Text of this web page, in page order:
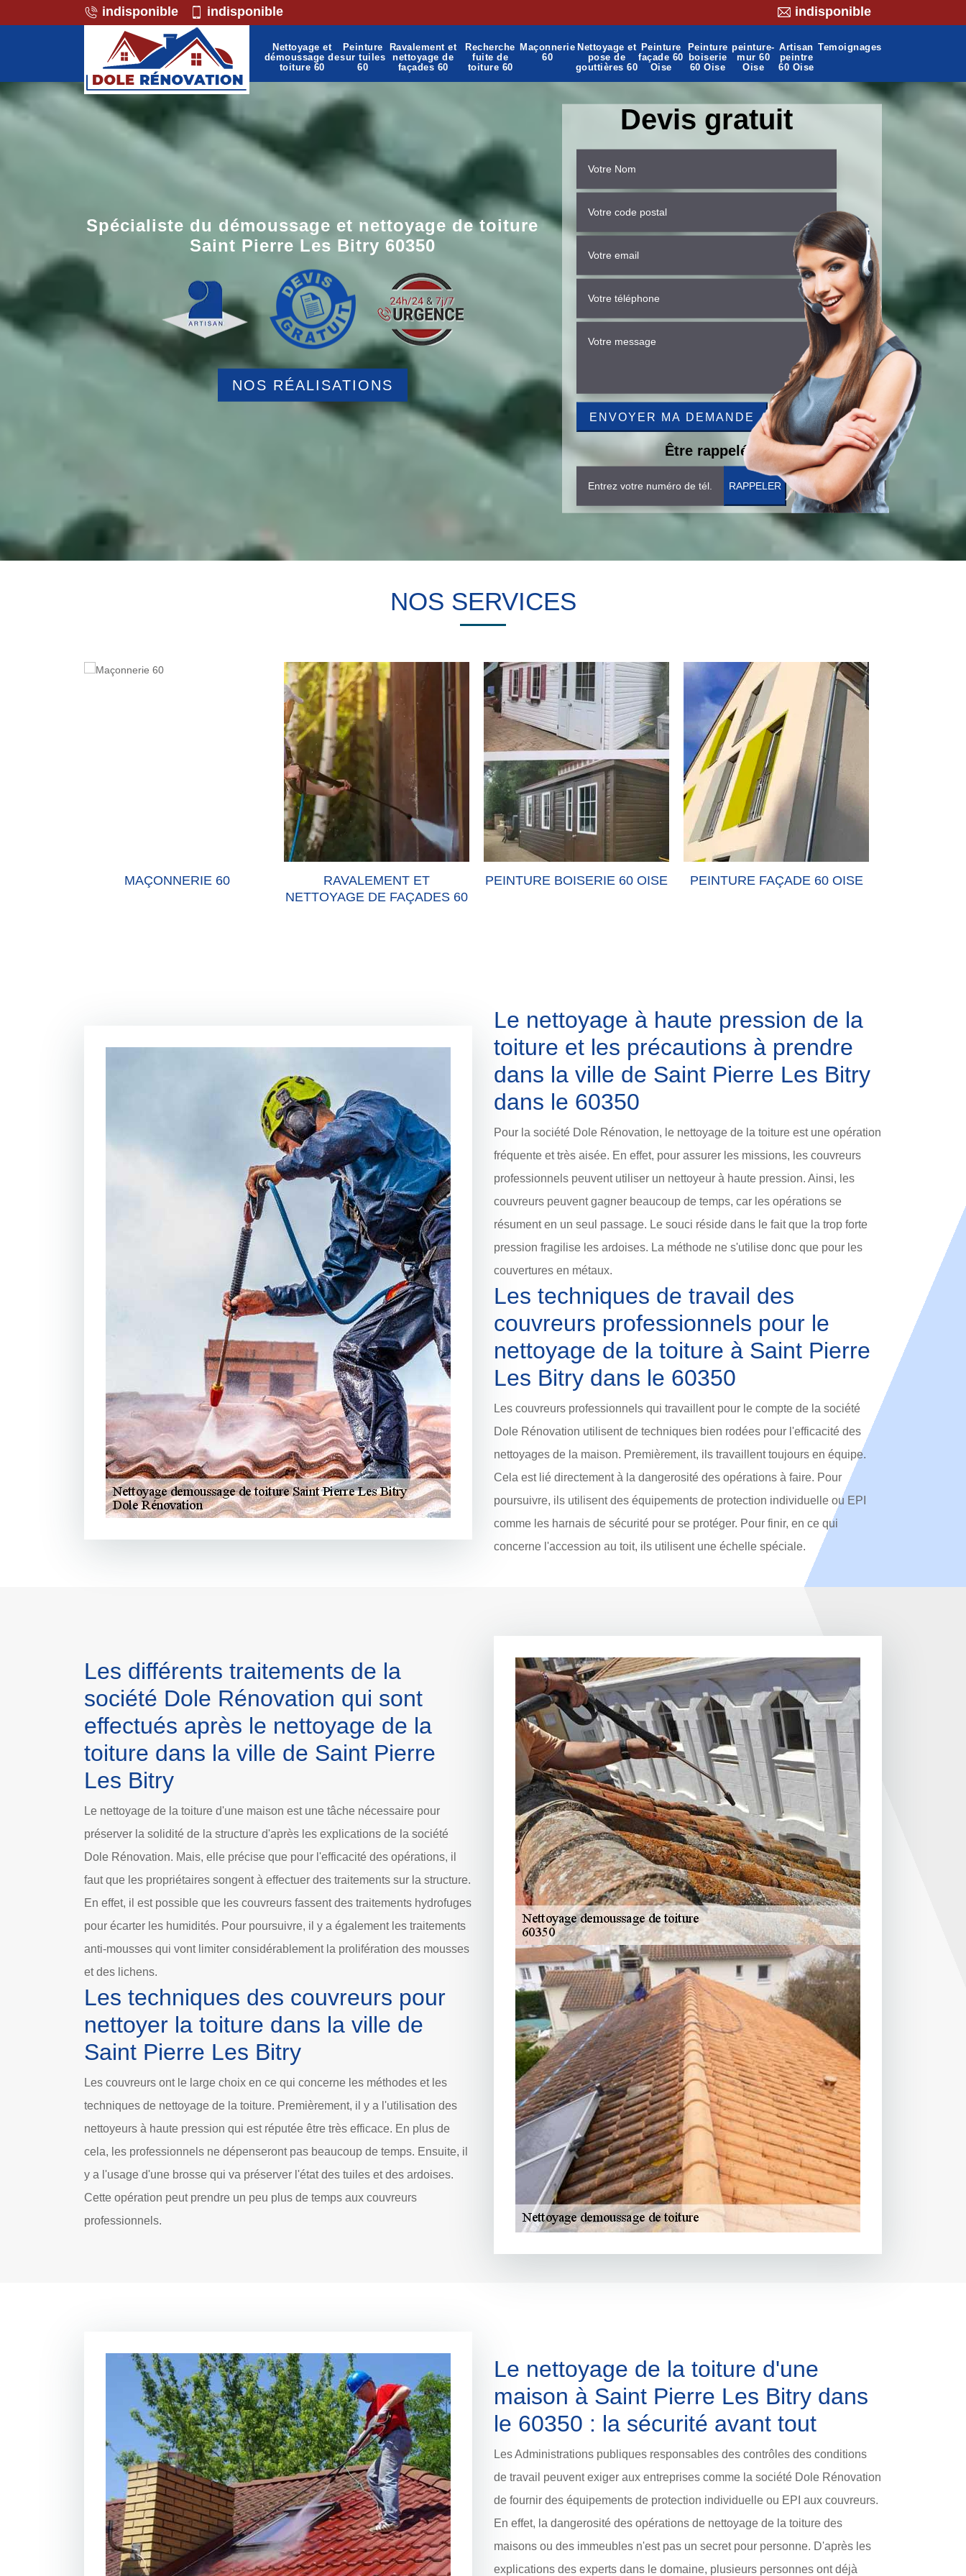
indisponible indisponible indisponible
Nettoyage et
démoussage de
toiture 60
Peinture
sur tuiles
60
Ravalement et
nettoyage de
façades 60
Recherche
fuite de
toiture 60
Maçonnerie
60
Nettoyage et
pose de
gouttières 60
Peinture
façade 60
Oise
Peinture
boiserie
60 Oise
peinture-
mur 60
Oise
Artisan
peintre
60 Oise
Temoignages
Spécialiste du démoussage et nettoyage de toiture
Saint Pierre Les Bitry 60350
NOS RÉALISATIONS
Devis gratuit
Être rappelé
NOS SERVICES
MAÇONNERIE 60
RAVALEMENT ET
NETTOYAGE DE FAÇADES 60
PEINTURE BOISERIE 60 OISE PEINTURE FAÇADE 60 OISE
Le nettoyage à haute pression de la
toiture et les précautions à prendre
dans la ville de Saint Pierre Les Bitry
dans le 60350
Pour la société Dole Rénovation, le nettoyage de la toiture est une opération
fréquente et très aisée. En effet, pour assurer les missions, les couvreurs
professionnels peuvent utiliser un nettoyeur à haute pression. Ainsi, les
couvreurs peuvent gagner beaucoup de temps, car les opérations se
résument en un seul passage. Le souci réside dans le fait que la trop forte
pression fragilise les ardoises. La méthode ne s'utilise donc que pour les
couvertures en métaux.
Les techniques de travail des
couvreurs professionnels pour le
nettoyage de la toiture à Saint Pierre
Les Bitry dans le 60350
Les couvreurs professionnels qui travaillent pour le compte de la société
Dole Rénovation utilisent de techniques bien rodées pour l'efficacité des
nettoyages de la maison. Premièrement, ils travaillent toujours en équipe.
Cela est lié directement à la dangerosité des opérations à faire. Pour
poursuivre, ils utilisent des équipements de protection individuelle ou EPI
comme les harnais de sécurité pour se protéger. Pour finir, en ce qui
concerne l'accession au toit, ils utilisent une échelle spéciale.
Les différents traitements de la
société Dole Rénovation qui sont
effectués après le nettoyage de la
toiture dans la ville de Saint Pierre
Les Bitry
Le nettoyage de la toiture d'une maison est une tâche nécessaire pour
préserver la solidité de la structure d'après les explications de la société
Dole Rénovation. Mais, elle précise que pour l'efficacité des opérations, il
faut que les propriétaires songent à effectuer des traitements sur la structure.
En effet, il est possible que les couvreurs fassent des traitements hydrofuges
pour écarter les humidités. Pour poursuivre, il y a également les traitements
anti-mousses qui vont limiter considérablement la prolifération des mousses
et des lichens.
Les techniques des couvreurs pour
nettoyer la toiture dans la ville de
Saint Pierre Les Bitry
Les couvreurs ont le large choix en ce qui concerne les méthodes et les
techniques de nettoyage de la toiture. Premièrement, il y a l'utilisation des
nettoyeurs à haute pression qui est réputée être très efficace. En plus de
cela, les professionnels ne dépenseront pas beaucoup de temps. Ensuite, il
y a l'usage d'une brosse qui va préserver l'état des tuiles et des ardoises.
Cette opération peut prendre un peu plus de temps aux couvreurs
professionnels.
Le nettoyage de la toiture d'une
maison à Saint Pierre Les Bitry dans
le 60350 : la sécurité avant tout
Les Administrations publiques responsables des contrôles des conditions
de travail peuvent exiger aux entreprises comme la société Dole Rénovation
de fournir des équipements de protection individuelle ou EPI aux couvreurs.
En effet, la dangerosité des opérations de nettoyage de la toiture des
maisons ou des immeubles n'est pas un secret pour personne. D'après les
explications des experts dans le domaine, plusieurs personnes ont déjà